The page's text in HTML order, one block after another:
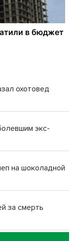
охотовед
экс-
на шоколадной
за смерть